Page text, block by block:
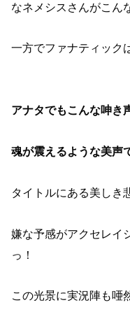
なネメシスさんがこん
一方でファナティック
アナタでもこんな呻き
魂が震えるような美声
タイトルにある美しき
嫌な予感がアクセレイ
っ！
この光景に実況陣も唖